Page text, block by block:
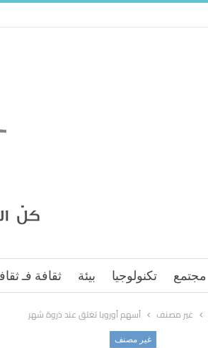
مجتمع تكنولوجيا بيئة ثقافة فـ
غير مصنف أسهم أوروبا تغلق عند ذروة شهر
غير مصنف